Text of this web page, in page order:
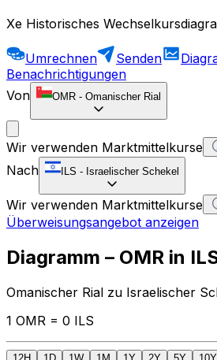
Xe Historisches
Umrechnen Senden
Benachrichtigungen
Von
OMR - Omanischer Rial
Wir verwenden Marktmittelkurse
Nach
ILS - Israelischer Schekel
Wir verwenden Marktmittelkurse
Überweisungsangebot anzeigen
Diagramm – OMR in
Omanischer Rial zu Israelischer
1 OMR = 0 ILS